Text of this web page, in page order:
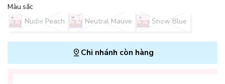
Màu sắc
Nudie Peach
Neutral Mauve Snow Blue
Chi nhánh còn hàng